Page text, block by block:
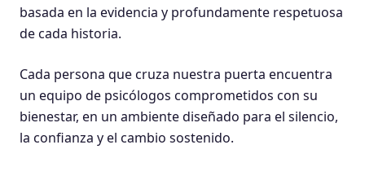
basada en la evidencia y profundamente respetuosa
de cada historia.
Cada persona que cruza nuestra puerta encuentra
un equipo de psicólogos comprometidos con su
bienestar, en un ambiente diseñado para el silencio,
la confianza y el cambio sostenido.